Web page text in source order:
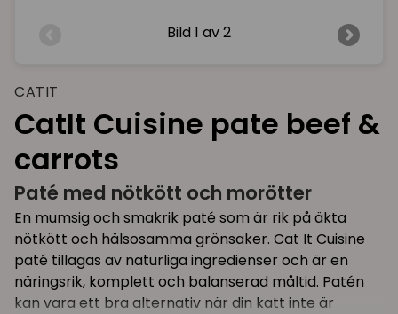
Bild 1 av 2
CATIT
CatIt Cuisine pate beef &
carrots
Paté med nötkött och morötter
En mumsig och smakrik paté som är rik på äkta
nötkött och hälsosamma grönsaker. Cat It Cuisine
paté tillagas av naturliga ingredienser och är en
näringsrik, komplett och balanserad måltid. Patén
kan vara ett bra alternativ när din katt inte är